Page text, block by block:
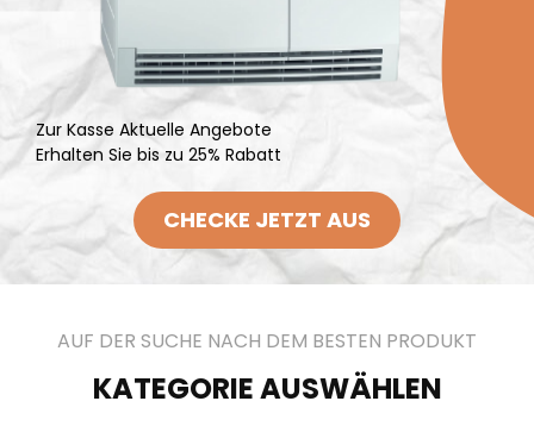
Zur Kasse Aktuelle Angebote
Erhalten Sie bis zu 25% Rabatt
CHECKE JETZT AUS
AUF DER SUCHE NACH DEM BESTEN PRODUKT
KATEGORIE AUSWÄHLEN